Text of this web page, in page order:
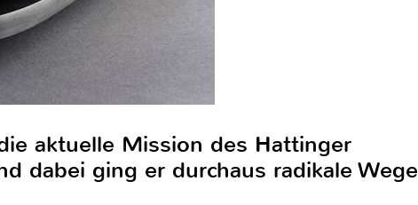
aktuelle Mission des Hattinger
dabei ging er durchaus radikale Wege